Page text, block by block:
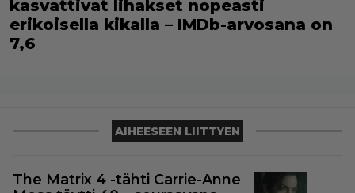
kasvattivat lihakset nopeasti
erikoisella kikalla – IMDb-arvosana on
7,6
AIHEESEEN LIITTYEN
The Matrix 4 -tähti Carrie-Anne